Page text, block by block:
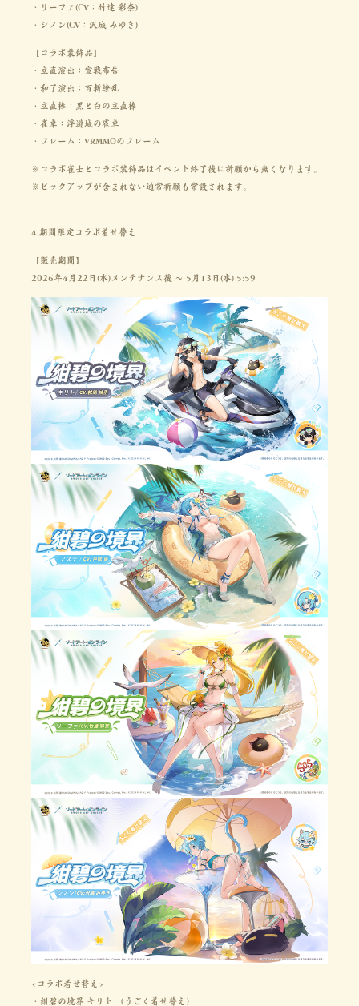
・リーファ(CV：竹達 彩奈)
・シノン(CV：沢城 みゆき)
【コラボ装飾品】
・立直演出：宣戦布告
・和了演出：百斬繚乱
・立直棒：黒と白の立直棒
・雀卓：浮遊城の雀卓
・フレーム：VRMMOのフレーム
※コラボ雀士とコラボ装飾品はイベント終了後に祈願から無くなります。
※ピックアップが含まれない通常祈願も常設されます。
4.期間限定コラボ着せ替え
【販売期間】
2026年4月22日(水)メンテナンス後 ～ 5月13日(水) 5:59
<コラボ着せ替え>
・紺碧の境界 キリト （うごく着せ替え）